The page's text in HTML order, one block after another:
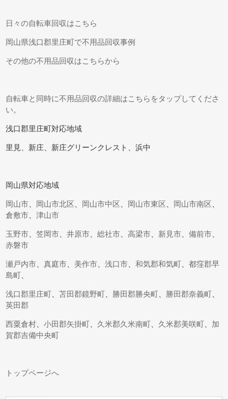
日々の自転車回収はこちら
岡山県浅口郡里庄町で不用品回収事例
その他の不用品回収はこちらから
自転車と同時に不用品回収の詳細はこちらをタップしてくださ
い。
浅口郡里庄町対応地域
里見、新庄、新庄グリーンクレスト、浜中
岡山県対応地域
岡山市 岡山市北区 岡山市中区 岡山市東区 岡山市南区
倉敷市 、津山市
玉野市 、笠岡市 、井原市 、総社市 、高梁市 新見市 、備前市
赤磐市
瀬戸内市 、真庭市 美作市 、浅口市 、和気郡和気町 、都窪郡早
島町
浅口郡里庄町 、苫田郡鏡野町 勝田郡勝央町 勝田郡奈義町
英田郡
西粟倉村 、小田郡矢掛町 久米郡久米南町 久米郡美咲町
加
賀郡吉備中央町
トップページへ